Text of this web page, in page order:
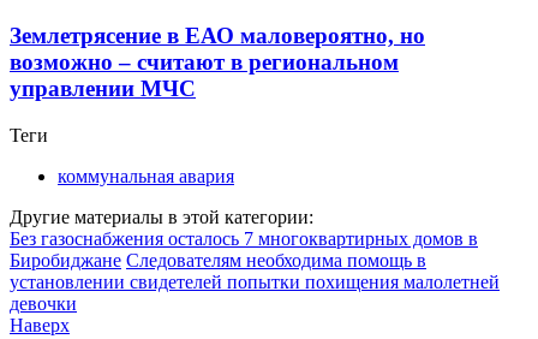
Землетрясение в ЕАО маловероятно, но
возможно – считают в региональном
управлении МЧС
Теги
коммунальная авария
Другие материалы в этой категории:
Без газоснабжения осталось 7 многоквартирных домов в
Биробиджане Следователям необходима помощь в
установлении свидетелей попытки похищения малолетней
девочки
Наверх